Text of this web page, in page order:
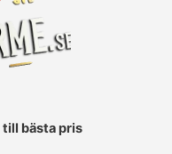
till bästa pris